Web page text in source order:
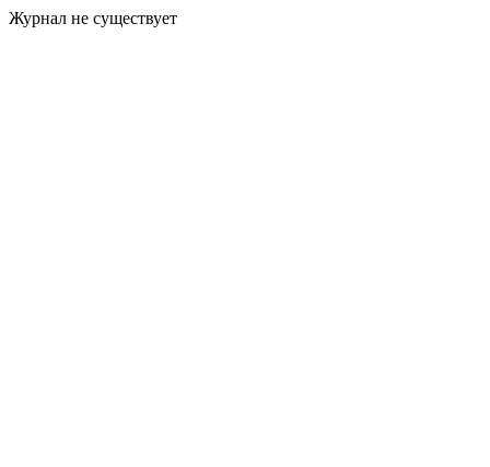
Журнал не существует